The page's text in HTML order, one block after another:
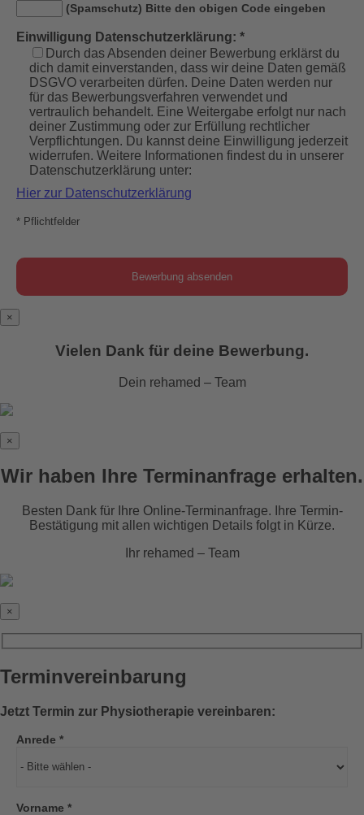
(Spamschutz) Bitte den obigen Code eingeben
Einwilligung Datenschutzerklärung: *
Durch das Absenden deiner Bewerbung erklärst du
dich damit einverstanden, dass wir deine Daten gemäß
DSGVO verarbeiten dürfen. Deine Daten werden nur
für das Bewerbungsverfahren verwendet und
vertraulich behandelt. Eine Weitergabe erfolgt nur nach
deiner Zustimmung oder zur Erfüllung rechtlicher
Verpflichtungen. Du kannst deine Einwilligung jederzeit
widerrufen. Weitere Informationen findest du in unserer
Datenschutzerklärung unter:
Hier zur Datenschutzerklärung
* Pflichtfelder
×
Vielen Dank für deine Bewerbung.
Dein rehamed – Team
×
Wir haben Ihre Terminanfrage erhalten.
Besten Dank für Ihre Online-Terminanfrage. Ihre Termin-
Bestätigung mit allen wichtigen Details folgt in Kürze.
Ihr rehamed – Team
×
Terminvereinbarung
Jetzt Termin zur Physiotherapie vereinbaren:
Anrede *
Vorname *